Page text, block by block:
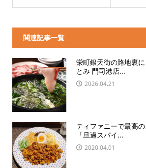
関連記事一覧
栄町銀天街の路地裏
とみ 門司港店...
2026.04.21
ティファニーで最高の
「旦過スパイ...
2020.04.01